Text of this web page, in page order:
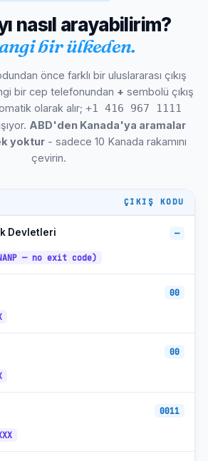
+1-450 /
579
+1-519 /
226
+1-905 /
289
+1-905 / ET
ON +1-519 / ET
+1-306 /
639 DST yok)
+1-604 / PT
+1-905 /
nasıl arayabilirim?
bir ülkeden.
önce farklı bir uluslararası çıkış
bir cep telefonundan + sembolü çıkış
olarak alır; +1 416 967 1111
ABD'den Kanada'ya aramalar
yoktur - sadece 10 Kanada rakamını
çevirin.
ÇIKIŞ KODU
Devletleri —
— no exit code)
00
00
0011